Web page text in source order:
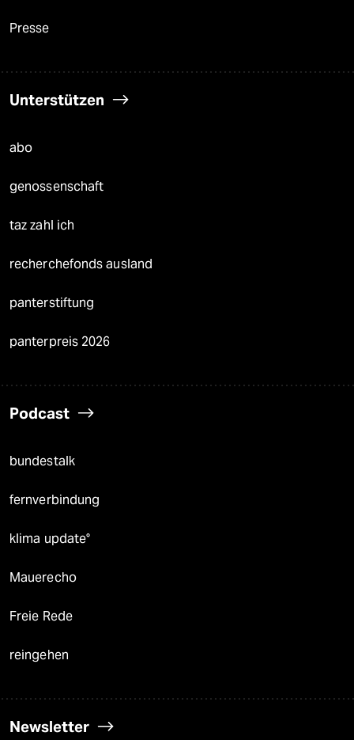
Presse
Unterstützen
abo
genossenschaft
taz zahl ich
recherchefonds ausland
panterstiftung
panterpreis 2026
Podcast
bundestalk
fernverbindung
klima update°
Mauerecho
Freie Rede
reingehen
Newsletter